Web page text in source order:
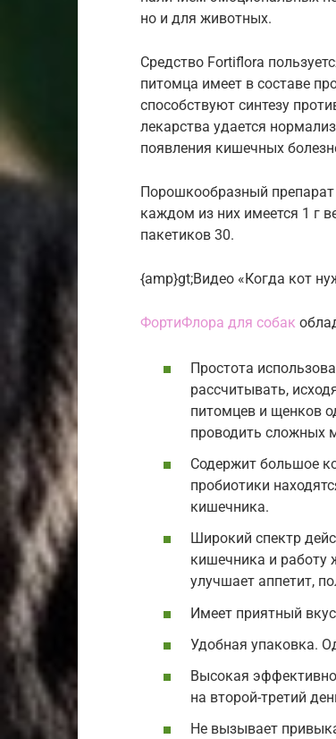
но и для животных.
Средство Fortiflora
питомца имеет в составе
способствуют синтезу
лекарства удается
появления кишечных
Порошкообразный препарат
каждом из них имеется 1 г
пакетиков 30.
{amp}gt;Видео «Когда кот
ФортиФлора для собак
Простота
рассчитывать,
питомцев и щенков
проводить сложных
Содержит большое
пробиотики
кишечника.
Широкий спектр
кишечника и работу
улучшает аппетит,
Имеет приятный
Удобная упаковка.
Высокая
на второй-третий
Не вызывает